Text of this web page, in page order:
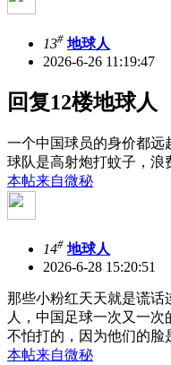
13# 地球人
2026-6-26 11:19:47
回复12楼地球人
一个中国球员的身价都远
球队是高射炮打蚊子，浪
本帖来自微秘
14# 地球人
2026-6-28 15:20:51
那些小粉红天天就是谎话
人，中国足球一次又一
不怕打的，因为他们的脸
本帖来自微秘